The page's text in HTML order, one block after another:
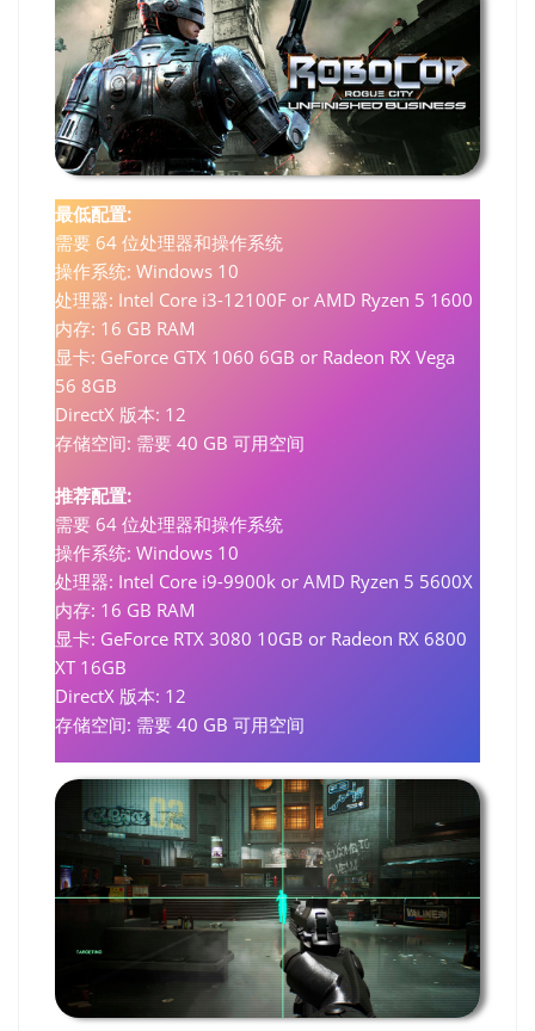
最低配置:
需要 64 位处理器和操作系统
操作系统: Windows 10
处理器: Intel Core i3-12100F or AMD Ryzen 5 1600
内存: 16 GB RAM
显卡: GeForce GTX 1060 6GB or Radeon RX Vega
56 8GB
DirectX 版本: 12
存储空间: 需要 40 GB 可用空间
推荐配置:
需要 64 位处理器和操作系统
操作系统: Windows 10
处理器: Intel Core i9-9900k or AMD Ryzen 5 5600X
内存: 16 GB RAM
显卡: GeForce RTX 3080 10GB or Radeon RX 6800
XT 16GB
DirectX 版本: 12
存储空间: 需要 40 GB 可用空间